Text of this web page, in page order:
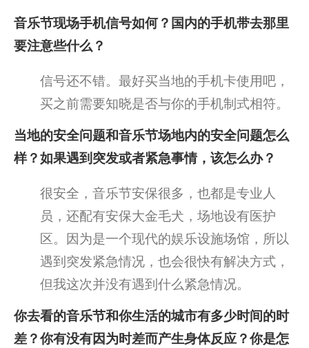
音乐节现场手机信号如何？国内的手机带去那里
要注意些什么？
信号还不错。最好买当地的手机卡使用吧，
买之前需要知晓是否与你的手机制式相符。
当地的安全问题和音乐节场地内的安全问题怎么
样？如果遇到突发或者紧急事情，该怎么办？
很安全，音乐节安保很多，也都是专业人
员，还配有安保大金毛犬，场地设有医护
区。因为是一个现代的娱乐设施场馆，所以
遇到突发紧急情况，也会很快有解决方式，
但我这次并没有遇到什么紧急情况。
你去看的音乐节和你生活的城市有多少时间的时
差？你有没有因为时差而产生身体反应？你是怎